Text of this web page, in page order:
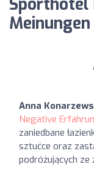
Sporthotel
Meinungen
Anna
Negative
zaniedbane
sztućce oraz
podróżujących ze